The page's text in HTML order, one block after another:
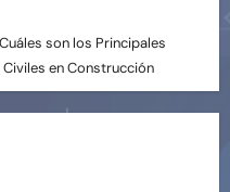
son los Principales
en Construcción